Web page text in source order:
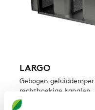
LARGO
Gebogen
rechthoekige kanalen